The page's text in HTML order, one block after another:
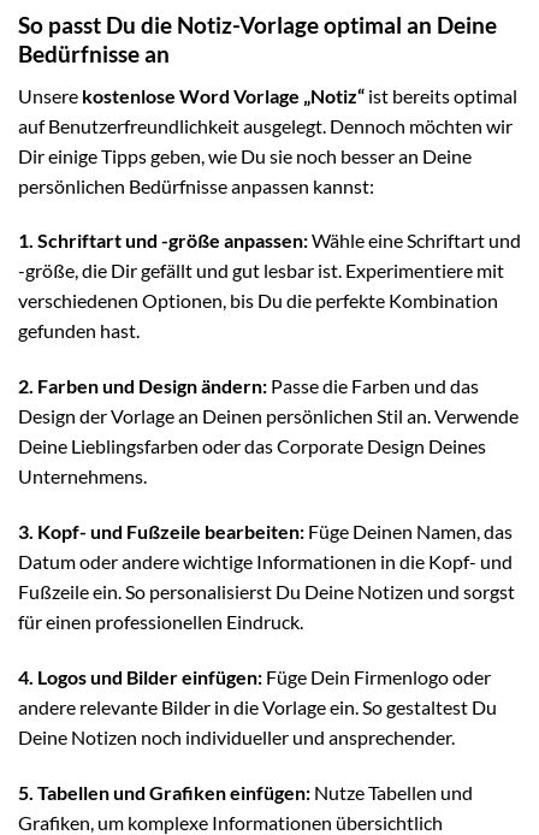
So passt Du die Notiz-Vorlage optimal an Deine
Bedürfnisse an
Unsere kostenlose Word Vorlage „Notiz“ ist bereits optimal
auf Benutzerfreundlichkeit ausgelegt. Dennoch möchten wir
Dir einige Tipps geben, wie Du sie noch besser an Deine
persönlichen Bedürfnisse anpassen kannst:
1. Schriftart und -größe anpassen:Wähle eine Schriftart und
-größe, die Dir gefällt und gut lesbar ist. Experimentiere mit
verschiedenen Optionen, bis Du die perfekte Kombination
gefunden hast.
2. Farben und Design ändern: Passe die Farben und das
Design der Vorlage an Deinen persönlichen Stil an. Verwende
Deine Lieblingsfarben oder das Corporate Design Deines
Unternehmens.
3. Kopf- und Fußzeile bearbeiten: Füge Deinen Namen, das
Datum oder andere wichtige Informationen in die Kopf- und
Fußzeile ein. So personalisierst Du Deine Notizen und sorgst
für einen professionellen Eindruck.
4. Logos und Bilder einfügen: Füge Dein Firmenlogo oder
andere relevante Bilder in die Vorlage ein. So gestaltest Du
Deine Notizen noch individueller und ansprechender.
5. Tabellen und Grafiken einfügen: Nutze Tabellen und
Grafiken, um komplexe Informationen übersichtlich